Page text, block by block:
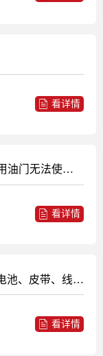
看详情
挖机玉柴230-8挖机电子油门故障后,备用油门无法使用是什么问题?
看详情
挖机玉柴135充电有故障，除了检查蓄电池、皮带、线路是否断短路外还有啥
看详情